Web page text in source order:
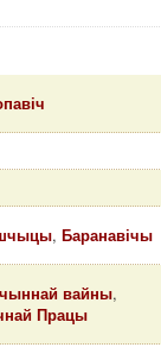
,Баранавічы
вайны,
Працы